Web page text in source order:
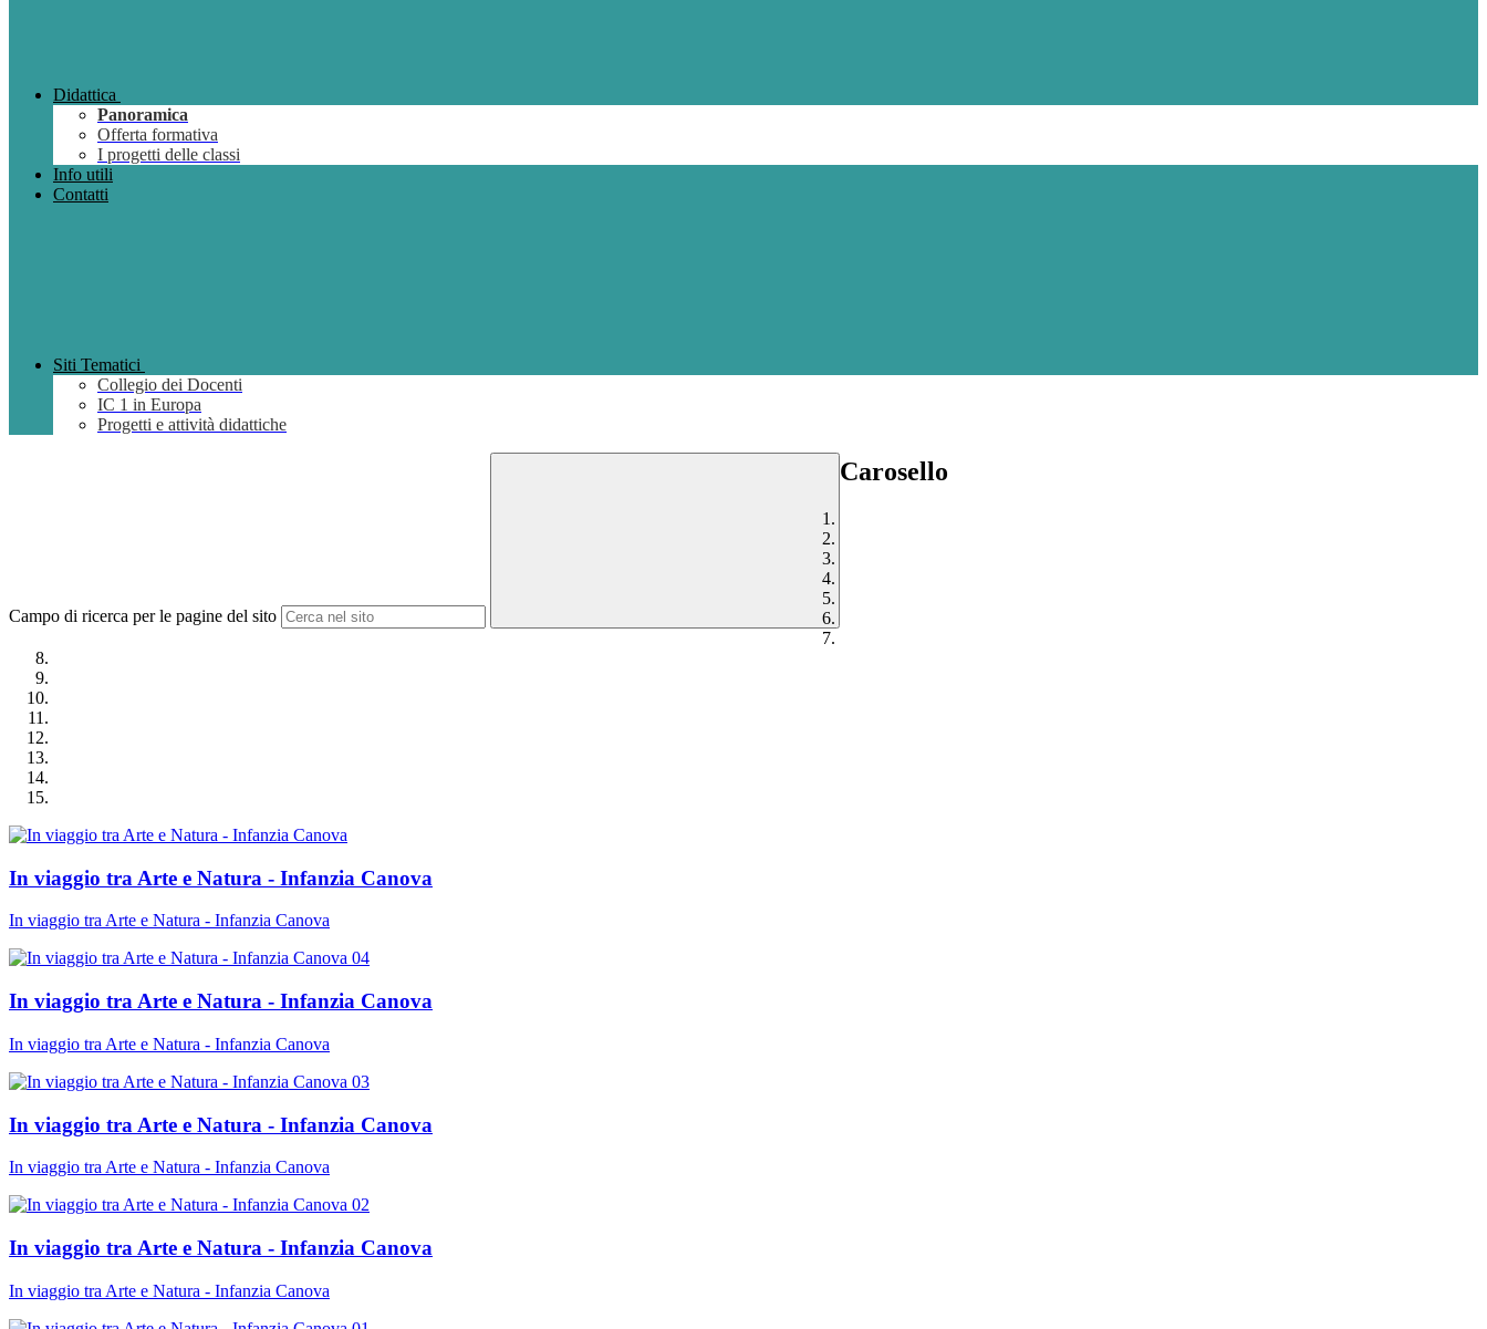
Didattica
Panoramica
Offerta formativa
I progetti delle classi
Info utili
Contatti
Siti Tematici
Collegio dei Docenti
IC 1 in Europa
Progetti e attività didattiche
Campo di ricerca per le pagine del sito
Carosello
In viaggio tra Arte e Natura - Infanzia Canova
In viaggio tra Arte e Natura - Infanzia Canova
In viaggio tra Arte e Natura - Infanzia Canova
In viaggio tra Arte e Natura - Infanzia Canova
In viaggio tra Arte e Natura - Infanzia Canova
In viaggio tra Arte e Natura - Infanzia Canova
In viaggio tra Arte e Natura - Infanzia Canova
In viaggio tra Arte e Natura - Infanzia Canova